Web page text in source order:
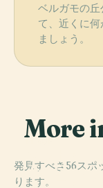
ベルガモの
て、近くに
ましょう。
More
発見すべき56スポ
ります。
モンテ・ジ
ァンニ・ヴ